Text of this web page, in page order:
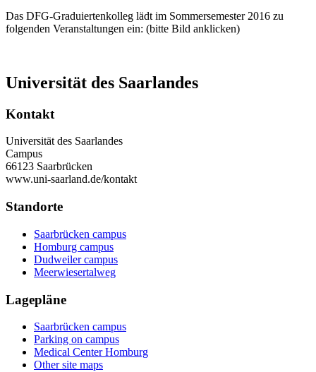
Das DFG-Graduiertenkolleg lädt im Sommersemester 2016 zu
folgenden Veranstaltungen ein: (bitte Bild anklicken)
Universität des Saarlandes
Kontakt
Universität des Saarlandes
Campus
66123 Saarbrücken
www.uni-saarland.de/kontakt
Standorte
Saarbrücken campus
Homburg campus
Dudweiler campus
Meerwiesertalweg
Lagepläne
Saarbrücken campus
Parking on campus
Medical Center Homburg
Other site maps